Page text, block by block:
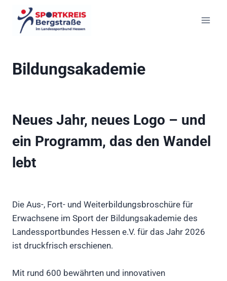
Inhalt
springen
Bildungsakademie
Neues Jahr, neues Logo – und
ein Programm, das den Wandel
lebt
Die Aus-, Fort- und Weiterbildungsbroschüre für
Erwachsene im Sport der Bildungsakademie des
Landessportbundes Hessen e.V. für das Jahr 2026
ist druckfrisch erschienen.
Mit rund 600 bewährten und innovativen